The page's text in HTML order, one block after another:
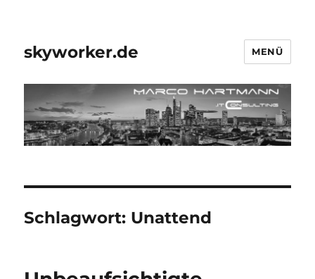
skyworker.de MENÜ
Schlagwort: Unattend